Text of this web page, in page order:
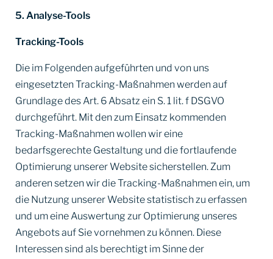
5. Analyse-Tools
Tracking-Tools
Die im Folgenden aufgeführten und von uns
eingesetzten Tracking-Maßnahmen werden auf
Grundlage des Art. 6 Absatz ein S. 1 lit. f DSGVO
durchgeführt. Mit den zum Einsatz kommenden
Tracking-Maßnahmen wollen wir eine
bedarfsgerechte Gestaltung und die fortlaufende
Optimierung unserer Website sicherstellen. Zum
anderen setzen wir die Tracking-Maßnahmen ein, um
die Nutzung unserer Website statistisch zu erfassen
und um eine Auswertung zur Optimierung unseres
Angebots auf Sie vornehmen zu können. Diese
Interessen sind als berechtigt im Sinne der